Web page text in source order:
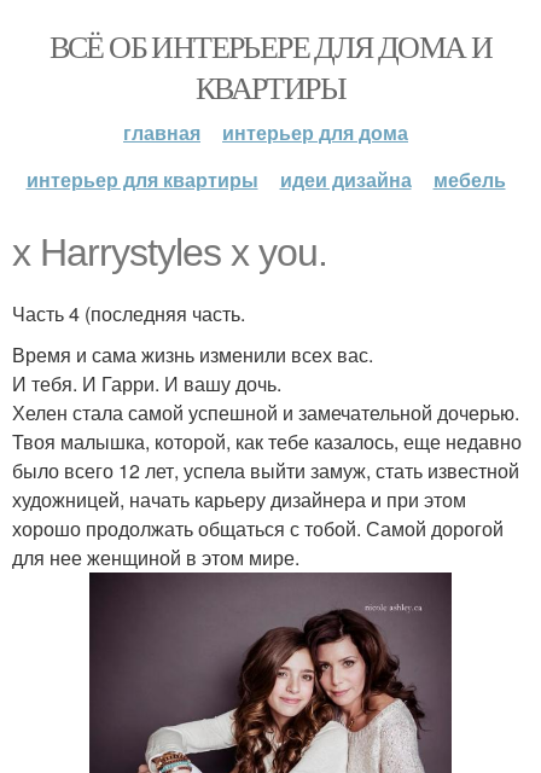
ВСЁ ОБ ИНТЕРЬЕРЕ ДЛЯ ДОМА И
КВАРТИРЫ
главная
интерьер для дома
интерьер для квартиры
идеи дизайна мебель
x Harrystyles x you.
Часть 4 (последняя часть.
Время и сама жизнь изменили всех вас.
И тебя. И Гарри. И вашу дочь.
Хелен стала самой успешной и замечательной дочерью.
Твоя малышка, которой, как тебе казалось, еще недавно
было всего 12 лет, успела выйти замуж, стать известной
художницей, начать карьеру дизайнера и при этом
хорошо продолжать общаться с тобой. Самой дорогой
для нее женщиной в этом мире.